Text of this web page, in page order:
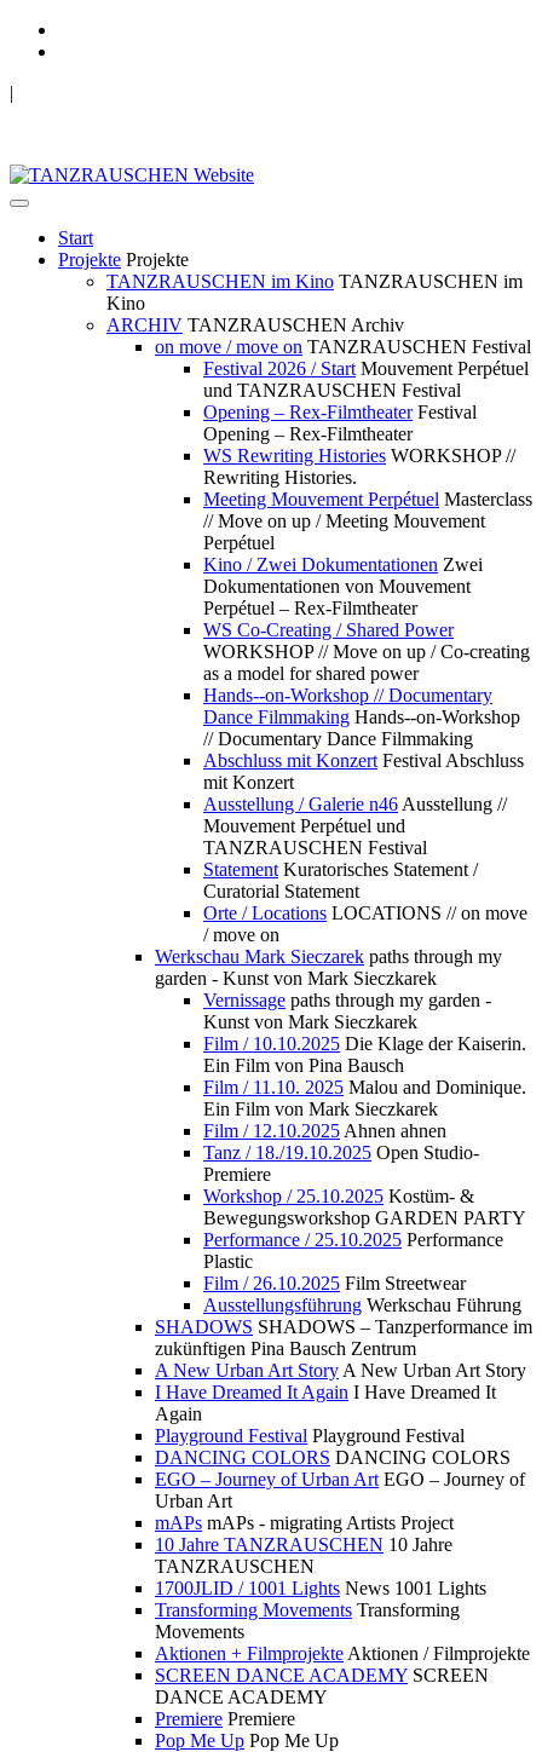
|
Start
Projekte Projekte
TANZRAUSCHEN im Kino TANZRAUSCHEN im
Kino
ARCHIV TANZRAUSCHEN Archiv
on move / move on TANZRAUSCHEN Festival
Festival 2026 / Start Mouvement Perpétuel
und TANZRAUSCHEN Festival
Opening – Rex-Filmtheater Festival
Opening – Rex-Filmtheater
WS Rewriting Histories WORKSHOP //
Rewriting Histories.
Meeting Mouvement Perpétuel Masterclass
// Move on up / Meeting Mouvement
Perpétuel
Kino / Zwei Dokumentationen Zwei
Dokumentationen von Mouvement
Perpétuel – Rex-Filmtheater
WS Co-Creating / Shared Power
WORKSHOP // Move on up / Co-creating
as a model for shared power
Hands--on-Workshop // Documentary
Dance Filmmaking Hands--on-Workshop
// Documentary Dance Filmmaking
Abschluss mit Konzert Festival Abschluss
mit Konzert
Ausstellung / Galerie n46 Ausstellung //
Mouvement Perpétuel und
TANZRAUSCHEN Festival
Statement Kuratorisches Statement /
Curatorial Statement
Orte / Locations LOCATIONS // on move
/ move on
Werkschau Mark Sieczarek paths through my
garden - Kunst von Mark Sieczkarek
Vernissage paths through my garden -
Kunst von Mark Sieczkarek
Film / 10.10.2025 Die Klage der Kaiserin.
Ein Film von Pina Bausch
Film / 11.10. 2025 Malou and Dominique.
Ein Film von Mark Sieczkarek
Film / 12.10.2025 Ahnen ahnen
Tanz / 18./19.10.2025 Open Studio-
Premiere
Workshop / 25.10.2025 Kostüm- &
Bewegungsworkshop GARDEN PARTY
Performance / 25.10.2025 Performance
Plastic
Film / 26.10.2025 Film Streetwear
Ausstellungsführung Werkschau Führung
SHADOWS SHADOWS – Tanzperformance im
zukünftigen Pina Bausch Zentrum
A New Urban Art Story A New Urban Art Story
I Have Dreamed It Again I Have Dreamed It
Again
Playground Festival Playground Festival
DANCING COLORS DANCING COLORS
EGO – Journey of Urban Art EGO – Journey of
Urban Art
mAPs mAPs - migrating Artists Project
10 Jahre TANZRAUSCHEN 10 Jahre
TANZRAUSCHEN
1700JLID / 1001 Lights News 1001 Lights
Transforming Movements Transforming
Movements
Aktionen + Filmprojekte Aktionen / Filmprojekte
SCREEN DANCE ACADEMY SCREEN
DANCE ACADEMY
Premiere Premiere
Pop Me Up Pop Me Up